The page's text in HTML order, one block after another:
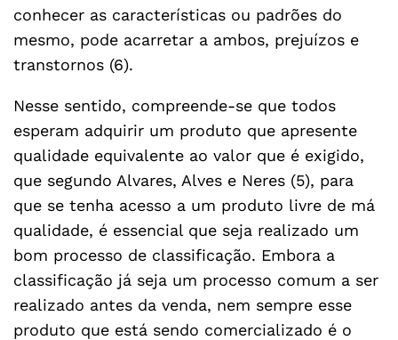
conhecer as características ou padrões do
mesmo, pode acarretar a ambos, prejuízos e
transtornos (6).
Nesse sentido, compreende-se que todos
esperam adquirir um produto que apresente
qualidade equivalente ao valor que é exigido,
que segundo Alvares, Alves e Neres (5), para
que se tenha acesso a um produto livre de má
qualidade, é essencial que seja realizado um
bom processo de classificação. Embora a
classificação já seja um processo comum a ser
realizado antes da venda, nem sempre esse
produto que está sendo comercializado é o